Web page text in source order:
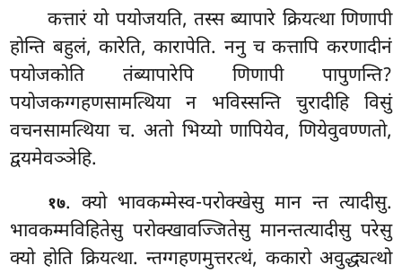
कत्तारं यो पयोजयति, तस्स ब्यापारे क्रियत्था णिणापी
होन्ति बहुलं, कारेति, कारापेति. ननु च कत्तापि करणादीनं
पयोजकोति तंब्यापारेपि णिणापी पापुणन्ति?
पयोजकग्गहणसामत्थिया न भविस्सन्ति चुरादीहि विसुं
वचनसामत्थिया च. अतो भिय्यो णापियेव, णियेवुवण्णतो,
द्वयमेवञ्ञेहि.
१७. क्यो भावकम्मेस्व-परोक्खेसु मान न्त त्यादीसु.
भावकम्मविहितेसु परोक्खावज्जितेसु मानन्तत्यादीसु परेसु
क्यो होति क्रियत्था. न्तग्गहणमुत्तरत्थं, ककारो अवुद्ध्यत्थो